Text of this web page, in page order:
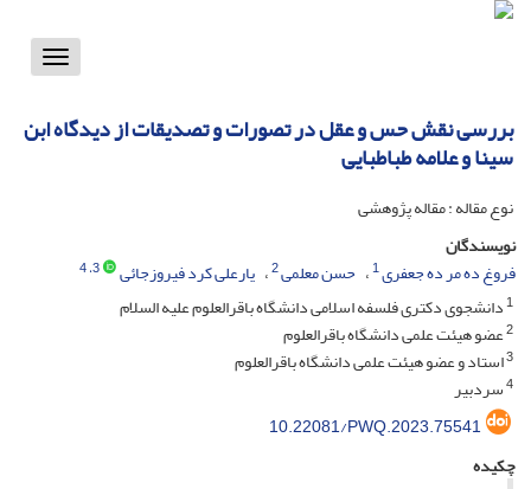
Toggle
بررسی نقش حس و عقل در تصورات و تصدیقات از دیدگاه ابن
سینا و علامه طباطبایی
نوع مقاله : مقاله پژوهشی
نویسندگان
فروغ ده مر ده جعفری1 حسن معلمی2 یارعلی کرد فیروزجائی 3، 4
1دانشجوی دکتری فلسفه اسلامی دانشگاه باقرالعلوم علیه السلام
2عضو هیئت علمی دانشگاه باقرالعلوم
3استاد و عضو هیئت علمی دانشگاه باقرالعلوم
4سردبیر
10.22081/PWQ.2023.75541
چکیده